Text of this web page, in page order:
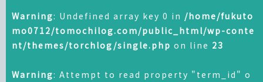
Warning: Undefined array key 0 in /home/fukuto
mo0712/tomochilog.com/public_html/wp-conte
nt/themes/torchlog/single.php on line 23
Warning: Attempt to read property "term_id" o